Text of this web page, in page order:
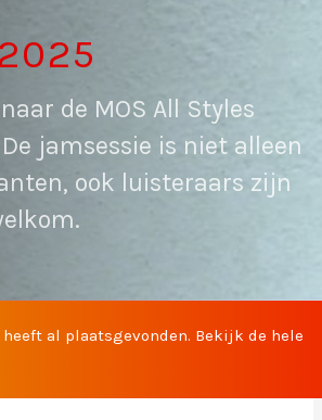
de MOS All Styles
jamsessie is niet alleen
ook luisteraars zijn
al plaatsgevonden. Bekijk de hele